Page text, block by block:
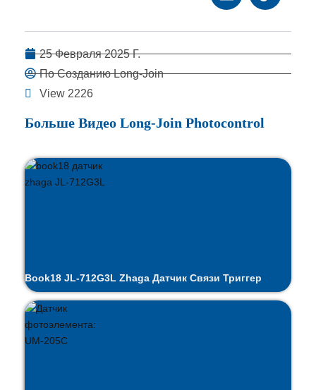
25 Февраля 2025 Г.
По Созданию Long-Join
View 2226
Больше Видео Long-Join Photocontrol
Book18 JL-712G3L Zhaga Датчик Связи Триггер